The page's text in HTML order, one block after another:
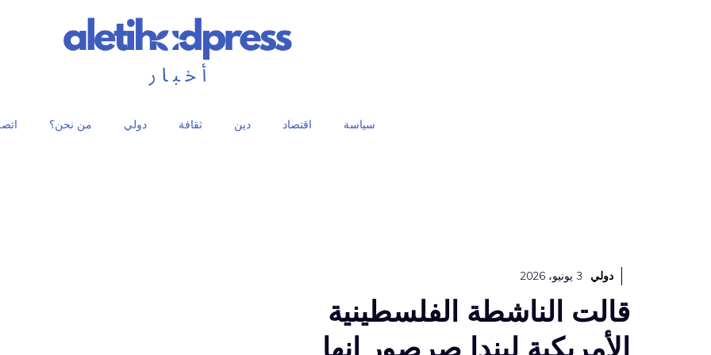
سياسة اقتصاد دين ثقافة دولي من نحن؟
دولي 3 يونيو، 2026
قالت الناشطة الفلسطينية
الأمريكية ليندا صرصور إنها